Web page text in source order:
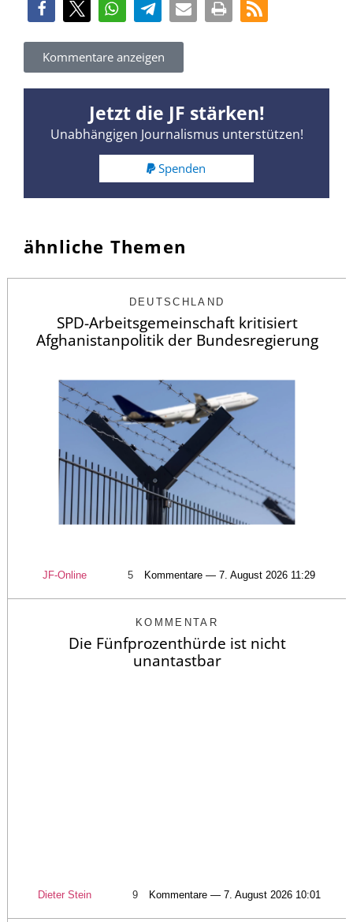
Kommentare anzeigen
Jetzt die JF stärken!
Unabhängigen Journalismus unterstützen!
Spenden
ähnliche Themen
DEUTSCHLAND
SPD-Arbeitsgemeinschaft kritisiert
Afghanistanpolitik der Bundesregierung
JF-Online 5 Kommentare — 7. August 2026 11:29
KOMMENTAR
Die Fünfprozenthürde ist nicht
unantastbar
Dieter Stein 9 Kommentare — 7. August 2026 10:01